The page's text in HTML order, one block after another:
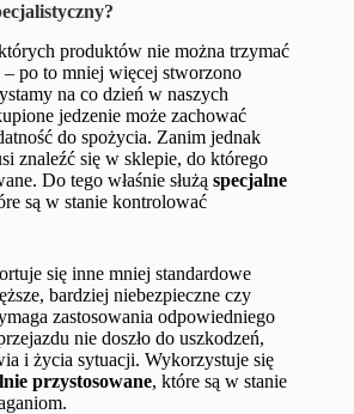
produktów nie można trzymać
po to mniej więcej stworzono
na co dzień w naszych
jedzenie może zachować
do spożycia. Zanim jednak
znaleźć się w sklepie, do którego
Do tego właśnie służą specjalne
są w stanie kontrolować
się inne mniej standardowe
bardziej niebezpieczne czy
zastosowania odpowiedniego
nie doszło do uszkodzeń,
i życia sytuacji. Wykorzystuje się
przystosowane, które są w stanie